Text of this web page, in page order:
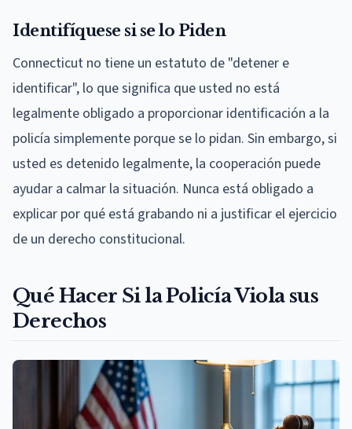
Identifíquese si se lo Piden
Connecticut no tiene un estatuto de "detener e
identificar", lo que significa que usted no está
legalmente obligado a proporcionar identificación a la
policía simplemente porque se lo pidan. Sin embargo, si
usted es detenido legalmente, la cooperación puede
ayudar a calmar la situación. Nunca está obligado a
explicar por qué está grabando ni a justificar el ejercicio
de un derecho constitucional.
Qué Hacer Si la Policía Viola sus
Derechos